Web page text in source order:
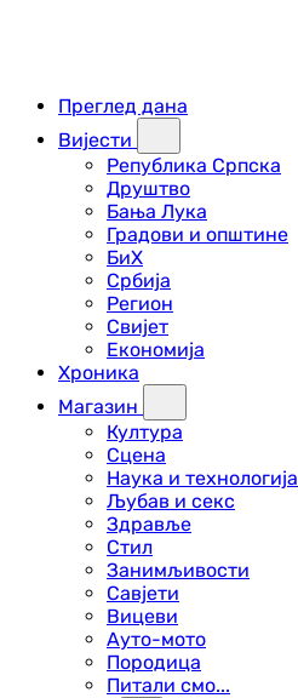
Преглед дана
Вијести
Република Српска
Друштво
Бања Лука
Градови и општине
БиХ
Србија
Регион
Свијет
Економија
Хроника
Магазин
Култура
Сцена
Наука и технологија
Љубав и секс
Здравље
Стил
Занимљивости
Савјети
Вицеви
Ауто-мото
Породица
Питали смо...